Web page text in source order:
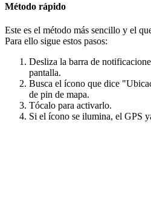
Método rápido
Este es el método más sencillo y el
Para ello sigue estos pasos:
Desliza la barra de
pantalla.
Busca el ícono que dice
de pin de mapa.
Tócalo para activarlo.
Si el ícono se ilumina, el GPS